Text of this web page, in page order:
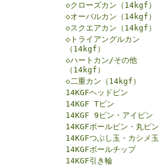
◇クローズカン（14kgf）
◇オーバルカン（14kgf）
◇スクエアカン（14kgf）
◇トライアングルカン
（14kgf）
◇ハートカン/その他
（14kgf）
◇二重カン（14kgf）
14KGFヘッドピン
14KGF Tピン
14KGF 9ピン・アイピン
14KGFボールピン・丸ピン
14KGFつぶし玉・カシメ玉
14KGFボールチップ
14KGF引き輪